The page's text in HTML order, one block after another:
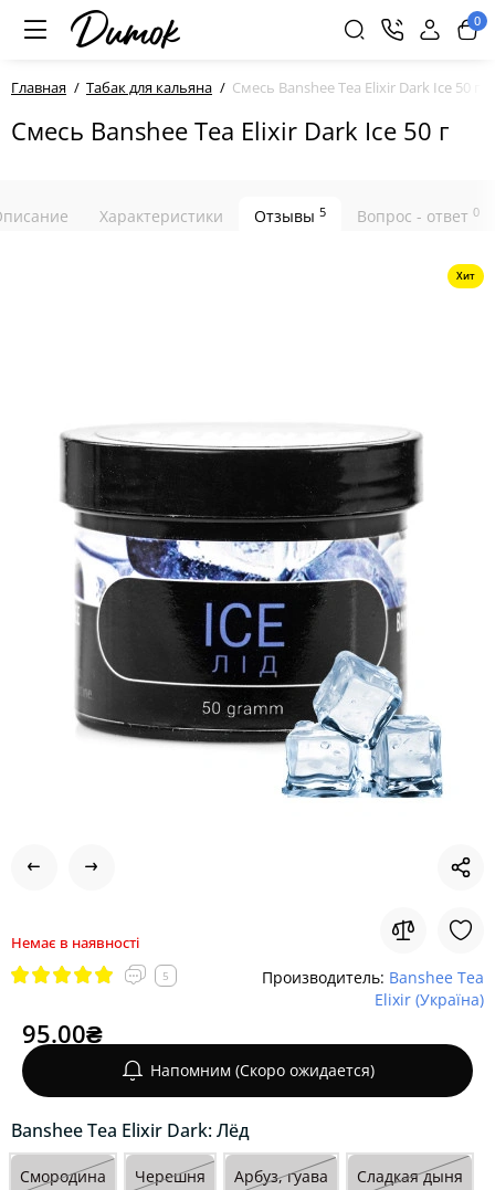
0
Главная Табак для кальяна Смесь Banshee Tea Elixir Dark Ice 50 г
Смесь Banshee Tea Elixir Dark Ice 50 г
Характеристики Отзывы 5 Вопрос - ответ 0
Хит
Немає в наявності
5 Производитель: Banshee Tea
Elixir (Україна)
95.00₴
Напомним (Скоро ожидается)
Banshee Tea Elixir Dark: Лёд
Смородина Черешня Арбуз, гуава Сладкая дыня